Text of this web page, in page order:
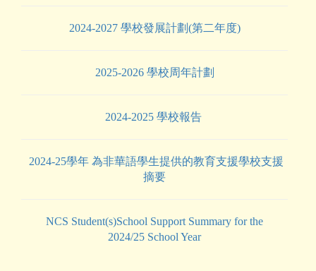
2024-2027 學校發展計劃(第二年度)
2025-2026 學校周年計劃
2024-2025 學校報告
2024-25學年 為非華語學生提供的教育支援學校支援
摘要
NCS Student(s)School Support Summary for the
2024/25 School Year